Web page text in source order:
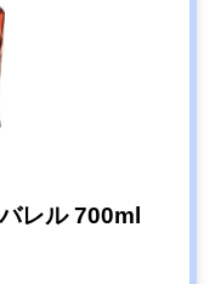
レル 700ml